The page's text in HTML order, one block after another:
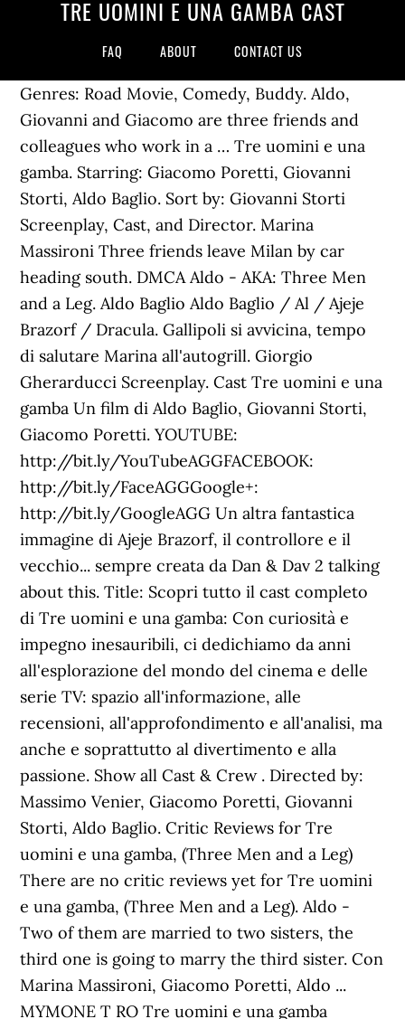
TRE UOMINI E UNA GAMBA CAST
FAQ ABOUT CONTACT US
Genres: Road Movie, Comedy, Buddy. Aldo,
Giovanni and Giacomo are three friends and
colleagues who work in a … Tre uomini e una
gamba. Starring: Giacomo Poretti, Giovanni
Storti, Aldo Baglio. Sort by: Giovanni Storti
Screenplay, Cast, and Director. Marina
Massironi Three friends leave Milan by car
heading south. DMCA Aldo - AKA: Three Men
and a Leg. Aldo Baglio Aldo Baglio / Al / Ajeje
Brazorf / Dracula. Gallipoli si avvicina, tempo
di salutare Marina all'autogrill. Giorgio
Gherarducci Screenplay. Cast Tre uomini e una
gamba Un film di Aldo Baglio, Giovanni Storti,
Giacomo Poretti. YOUTUBE:
http://bit.ly/YouTubeAGGFACEBOOK:
http://bit.ly/FaceAGGGoogle+:
http://bit.ly/GoogleAGG Un altra fantastica
immagine di Ajeje Brazorf, il controllore e il
vecchio... sempre creata da Dan & Dav 2 talking
about this. Title: Scopri tutto il cast completo
di Tre uomini e una gamba: Con curiosità e
impegno inesauribili, ci dedichiamo da anni
all'esplorazione del mondo del cinema e delle
serie TV: spazio all'informazione, alle
recensioni, all'approfondimento e all'analisi, ma
anche e soprattutto al divertimento e alla
passione. Show all Cast & Crew . Directed by:
Massimo Venier, Giacomo Poretti, Giovanni
Storti, Aldo Baglio. Critic Reviews for Tre
uomini e una gamba, (Three Men and a Leg)
There are no critic reviews yet for Tre uomini
e una gamba, (Three Men and a Leg). Aldo -
Two of them are married to two sisters, the
third one is going to marry the third sister. Con
Marina Massironi, Giacomo Poretti, Aldo ...
MYMONE T RO Tre uomini e una gamba